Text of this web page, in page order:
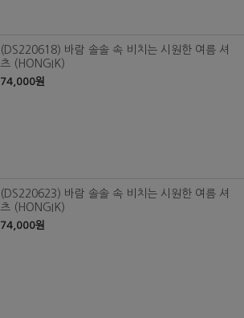
(DS220618) 바람 솔솔 속 비치는 시원한 여름 셔
츠 (HONGIK)
74,000원
(DS220623) 바람 솔솔 속 비치는 시원한 여름 셔
츠 (HONGIK)
74,000원